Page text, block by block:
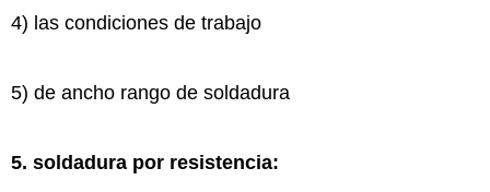
4) las condiciones de trabajo
5) de ancho rango de soldadura
5. soldadura por resistencia: